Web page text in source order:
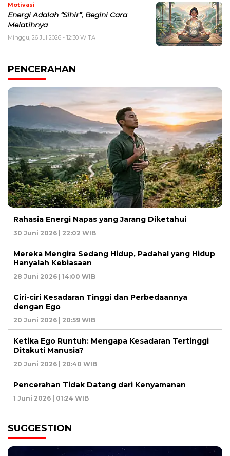
Motivasi
Energi Adalah “Sihir”, Begini Cara
Melatihnya
Minggu, 26 Jul 2026 - 12:30 WITA
PENCERAHAN
Rahasia Energi Napas yang Jarang Diketahui
30 Juni 2026 | 22:02 WIB
Mereka Mengira Sedang Hidup, Padahal yang Hidup
Hanyalah Kebiasaan
28 Juni 2026 | 14:00 WIB
Ciri-ciri Kesadaran Tinggi dan Perbedaannya
dengan Ego
20 Juni 2026 | 20:59 WIB
Ketika Ego Runtuh: Mengapa Kesadaran Tertinggi
Ditakuti Manusia?
20 Juni 2026 | 20:40 WIB
Pencerahan Tidak Datang dari Kenyamanan
1 Juni 2026 | 01:24 WIB
SUGGESTION